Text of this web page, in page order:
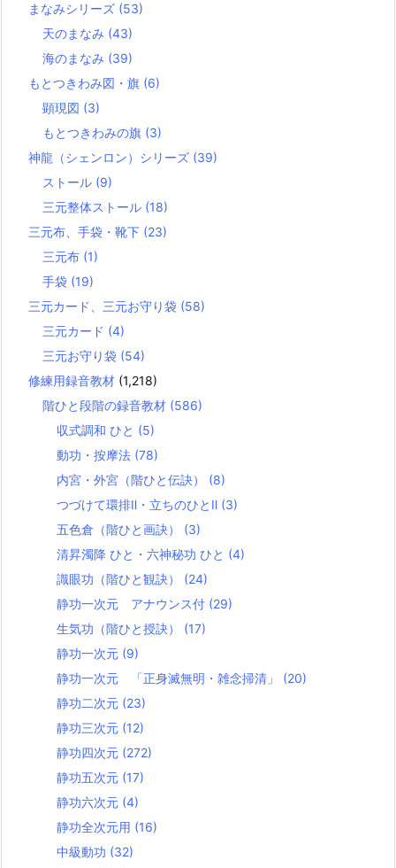
まなみシリーズ (53)
天のまなみ (43)
海のまなみ (39)
もとつきわみ図・旗 (6)
顕現図 (3)
もとつきわみの旗 (3)
神龍（シェンロン）シリーズ (39)
ストール (9)
三元整体ストール (18)
三元布、手袋・靴下 (23)
三元布 (1)
手袋 (19)
三元カード、三元お守り袋 (58)
三元カード (4)
三元お守り袋 (54)
修練用録音教材 (1,218)
階ひと段階の録音教材 (586)
収式調和 ひと (5)
動功・按摩法 (78)
内宮・外宮（階ひと伝訣） (8)
つづけて環排Ⅱ・立ちのひとⅡ (3)
五色倉（階ひと画訣） (3)
清昇濁降 ひと・六神秘功 ひと (4)
識眼功（階ひと観訣） (24)
静功一次元 アナウンス付 (29)
生気功（階ひと授訣） (17)
静功一次元 (9)
静功一次元 「正身滅無明・雑念掃清」 (20)
静功二次元 (23)
静功三次元 (12)
静功四次元 (272)
静功五次元 (17)
静功六次元 (4)
静功全次元用 (16)
中級動功 (32)